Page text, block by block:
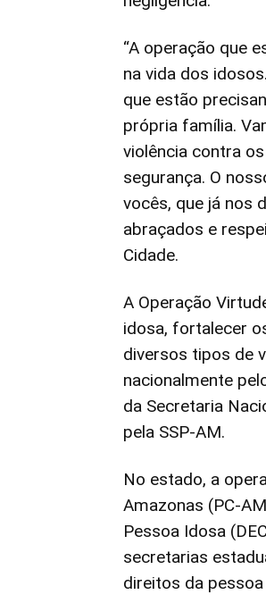
“A operação que
na vida dos
que estão
própria família.
violência contra
segurança. O
vocês, que já nos
abraçados e
Cidade.
A Operação
idosa, fortalecer
diversos tipos de
nacionalmente
da Secretaria
pela SSP-AM.
No estado, a
Amazonas (PC-
Pessoa Idosa
secretarias
direitos da